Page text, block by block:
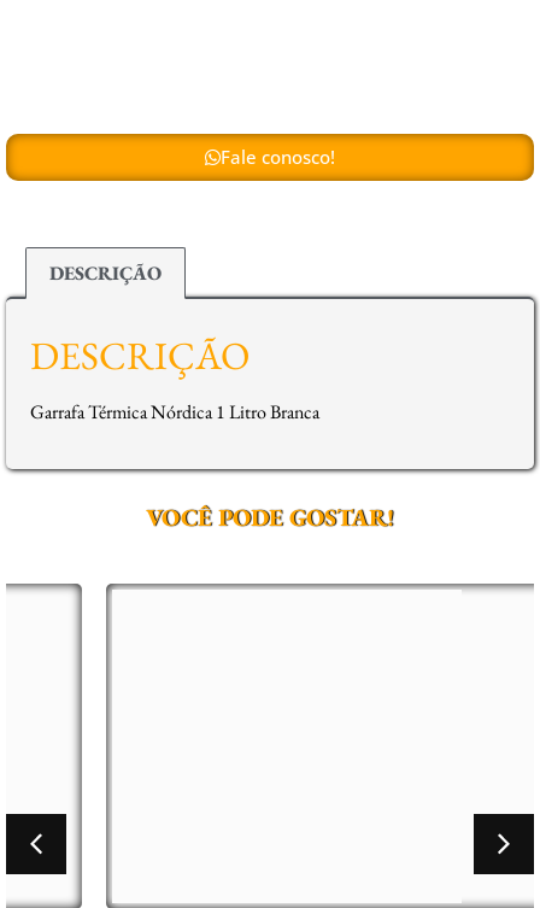
Fale conosco!
DESCRIÇÃO
DESCRIÇÃO
Garrafa Térmica Nórdica 1 Litro Branca
VOCÊ PODE GOSTAR!